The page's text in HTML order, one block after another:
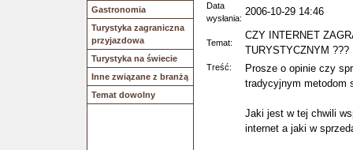
Gastronomia
Turystyka zagraniczna
przyjazdowa
Turystyka na świecie
Inne związane z branżą
Temat dowolny
Data
wysłania:
2006-10-29 14:46
Temat:
CZY INTERNET
TURYSTYCZNYM ???
Treść:
Prosze o opinie czy
tradycyjnym metodom
Jaki jest w tej chwili
internet a jaki w